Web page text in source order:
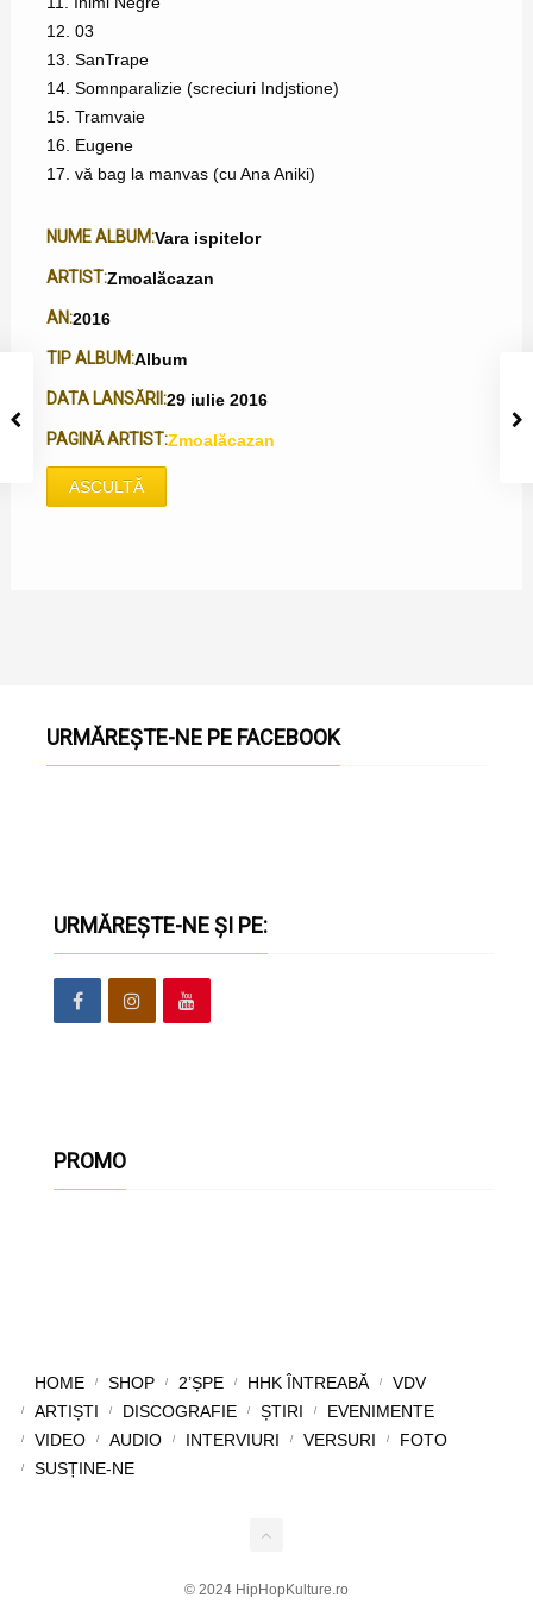
12. 03
13. SanTrape
14. Somnparalizie (screciuri Indjstione)
15. Tramvaie
16. Eugene
17. vă bag la manvas (cu Ana Aniki)
NUME ALBUM:Vara ispitelor
ARTIST:Zmoalăcazan
AN:2016
TIP ALBUM:Album
DATA LANSĂRII:29 iulie 2016
PAGINĂ ARTIST:Zmoalăcazan
ASCULTĂ
URMĂREȘTE-NE PE FACEBOOK
URMĂREȘTE-NE ȘI PE:
PROMO
© 2024 HipHopKulture.ro
HOME SHOP 2’ȘPE HHK ÎNTREABĂ
VDV
ARTIȘTI
DISCOGRAFIE ȘTIRI
EVENIMENTE
VIDEO
AUDIO INTERVIURI VERSURI
FOTO
SUSȚINE-NE